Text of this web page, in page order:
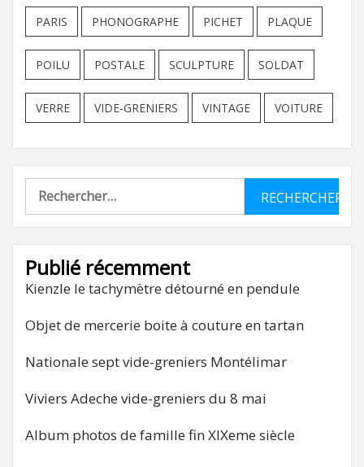
PARIS PHONOGRAPHE PICHET PLAQUE
POILU POSTALE SCULPTURE SOLDAT
VERRE VIDE-GRENIERS VINTAGE VOITURE
Rechercher :
Publié récemment
Kienzle le tachymètre détourné en pendule
Objet de mercerie boite à couture en tartan
Nationale sept vide-greniers Montélimar
Viviers Adeche vide-greniers du 8 mai
Album photos de famille fin XIXeme siècle